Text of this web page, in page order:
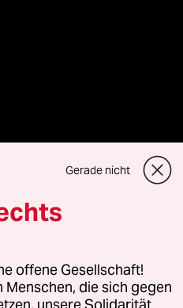
GmbH
Fragen oder für Genehmigungen
Gerade nicht
offene Gesellschaft!
die sich gegen